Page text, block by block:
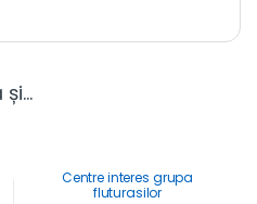
Centre interes grupa
fluturasilor